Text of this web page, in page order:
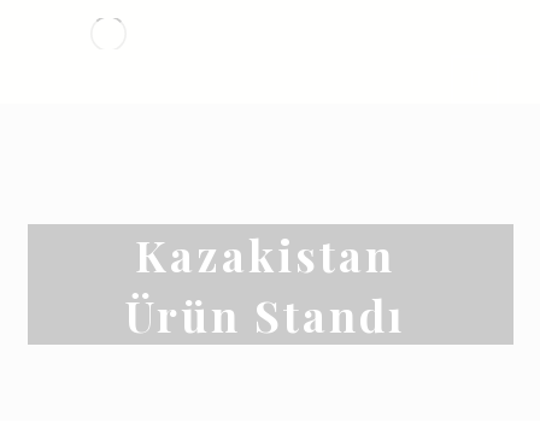
Kazakistan
Ürün Standı